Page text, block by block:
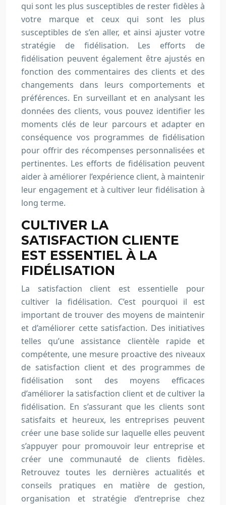
qui sont les plus susceptibles de rester fidèles à
votre marque et ceux qui sont les plus
susceptibles de s’en aller, et ainsi ajuster votre
stratégie de fidélisation. Les efforts de
fidélisation peuvent également être ajustés en
fonction des commentaires des clients et des
changements dans leurs comportements et
préférences. En surveillant et en analysant les
données des clients, vous pouvez identifier les
moments clés de leur parcours et adapter en
conséquence vos programmes de fidélisation
pour offrir des récompenses personnalisées et
pertinentes. Les efforts de fidélisation peuvent
aider à améliorer l’expérience client, à maintenir
leur engagement et à cultiver leur fidélisation à
long terme.
CULTIVER LA
SATISFACTION CLIENTE
EST ESSENTIEL À LA
FIDÉLISATION
La satisfaction client est essentielle pour
cultiver la fidélisation. C’est pourquoi il est
important de trouver des moyens de maintenir
et d’améliorer cette satisfaction. Des initiatives
telles qu’une assistance clientèle rapide et
compétente, une mesure proactive des niveaux
de satisfaction client et des programmes de
fidélisation sont des moyens efficaces
d’améliorer la satisfaction client et de cultiver la
fidélisation. En s’assurant que les clients sont
satisfaits et heureux, les entreprises peuvent
créer une base solide sur laquelle elles peuvent
s’appuyer pour promouvoir leur entreprise et
créer une communauté de clients fidèles.
Retrouvez toutes les dernières actualités et
conseils pratiques en matière de gestion,
organisation et stratégie d’entreprise chez